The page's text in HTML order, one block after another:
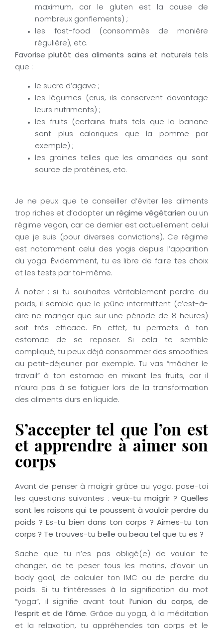
maximum, car le gluten est la cause de
nombreux gonflements) ;
les fast-food (consommés de manière
régulière), etc.
Favorise plutôt des aliments sains et naturels tels
que :
le sucre d’agave ;
les légumes (crus, ils conservent davantage
leurs nutriments) ;
les fruits (certains fruits tels que la banane
sont plus caloriques que la pomme par
exemple) ;
les graines telles que les amandes qui sont
source de protéines, etc.
Je ne peux que te conseiller d’éviter les aliments
trop riches et d’adopter un régime végétarien ou un
régime vegan, car ce dernier est actuellement celui
que je suis (pour diverses convictions). Ce régime
est notamment celui des yogis depuis l’apparition
du yoga. Évidemment, tu es libre de faire tes choix
et les tests par toi-même.
À noter : si tu souhaites véritablement perdre du
poids, il semble que le jeûne intermittent (c’est-à-
dire ne manger que sur une période de 8 heures)
soit très efficace. En effet, tu permets à ton
estomac de se reposer. Si cela te semble
compliqué, tu peux déjà consommer des smoothies
au petit-déjeuner par exemple. Tu vas “mâcher le
travail” à ton estomac en mixant les fruits, car il
n’aura pas à se fatiguer lors de la transformation
des aliments durs en liquide.
S’accepter tel que l’on est
et apprendre à aimer son
corps
Avant de penser à maigrir grâce au yoga, pose-toi
les questions suivantes :veux-tu maigrir ? Quelles
sont les raisons qui te poussent à vouloir perdre du
poids ? Es-tu bien dans ton corps ? Aimes-tu ton
corps ? Te trouves-tu belle ou beau tel que tu es ?
Sache que tu n’es pas obligé(e) de vouloir te
changer, de te peser tous les matins, d’avoir un
body goal, de calculer ton IMC ou de perdre du
poids. Si tu t’intéresses à la signification du mot
“yoga”, il signifie avant tout
l’union du corps, de
l’esprit et de l’âme. Grâce au yoga, à la méditation
et la relaxation, tu appréhendes ton corps et le